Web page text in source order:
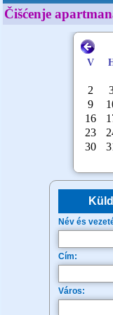
Čišćenje
Név és
Cím:
Város: